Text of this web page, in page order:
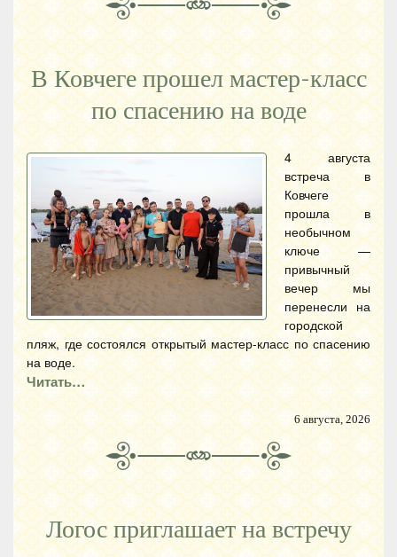
В Ковчеге прошел мастер-класс
по спасению на воде
4 августа
встреча в
Ковчеге
прошла в
необычном
ключе —
привычный
вечер мы
перенесли на
городской
пляж, где состоялся открытый мастер-класс по спасению
на воде.
Читать…
6 августа, 2026
Логос приглашает на встречу